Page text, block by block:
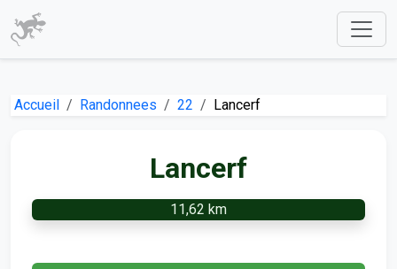
Accueil Randonnees 22 Lancerf
Lancerf
11,62 km